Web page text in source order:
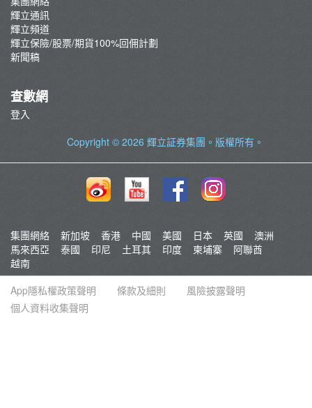
輝立通訊
輝立頻道
輝立保險/股票/期貨100%回佣計劃
新聞稿
查數網
登入
Copyright © 2026 輝立証券集團 。版權所有。
集團網絡 新加坡 香港 中國 美國 日本 英國
澳洲
馬來西亞
泰國 印尼 土耳其 印度 柬埔寨
阿聯酋
越南
App隱私權政策聲明
條款及細則
風險披露聲明
個人資料收集聲明